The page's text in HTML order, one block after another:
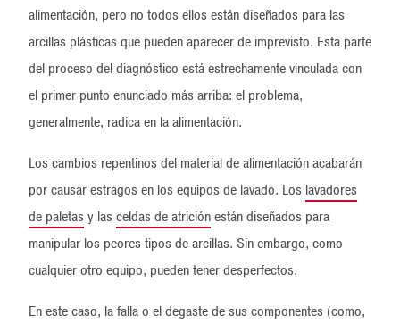
alimentación, pero no todos ellos están diseñados para las
arcillas plásticas que pueden aparecer de imprevisto. Esta parte
del proceso del diagnóstico está estrechamente vinculada con
el primer punto enunciado más arriba: el problema,
generalmente, radica en la alimentación.
Los cambios repentinos del material de alimentación acabarán
por causar estragos en los equipos de lavado. Los lavadores
de paletasy lasceldas de atriciónestán diseñados para
manipular los peores tipos de arcillas. Sin embargo, como
cualquier otro equipo, pueden tener desperfectos.
En este caso, la falla o el degaste de sus componentes (como,